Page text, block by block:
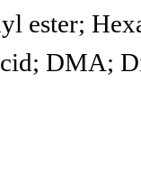
ester;
DMA;